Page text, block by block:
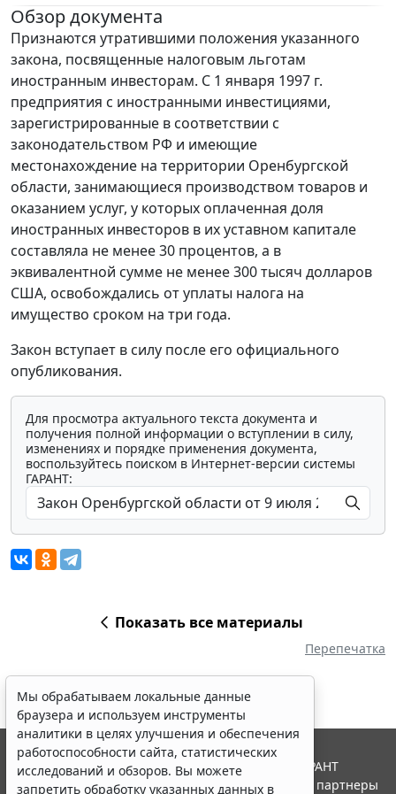
Обзор документа
Признаются утратившими положения указанного
закона, посвященные налоговым льготам
иностранным инвесторам. С 1 января 1997 г.
предприятия с иностранными инвестициями,
зарегистрированные в соответствии с
законодательством РФ и имеющие
местонахождение на территории Оренбургской
области, занимающиеся производством товаров и
оказанием услуг, у которых оплаченная доля
иностранных инвесторов в их уставном капитале
составляла не менее 30 процентов, а в
эквивалентной сумме не менее 300 тысяч долларов
США, освобождались от уплаты налога на
имущество сроком на три года.
Закон вступает в силу после его официального
опубликования.
Для просмотра актуального текста документа и
получения полной информации о вступлении в силу,
изменениях и порядке применения документа,
воспользуйтесь поиском в Интернет-версии системы
ГАРАНТ:
Показать все материалы
Перепечатка
Мы обрабатываем локальные данные
браузера и используем инструменты
аналитики в целях улучшения и обеспечения
работоспособности сайта, статистических
исследований и обзоров. Вы можете
запретить обработку указанных данных в
© ООО "НПП "ГАРАНТ-СЕРВИС", 2026. Система ГАРАНТ
выпускается с 1990 года. Компания "Гарант" и ее партнеры